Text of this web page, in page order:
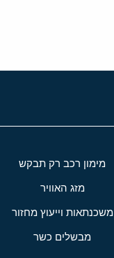
מימון רכב רק תבקש
מזג האוויר
משכנתאות וייעוץ מחזור
מבשלים כשר